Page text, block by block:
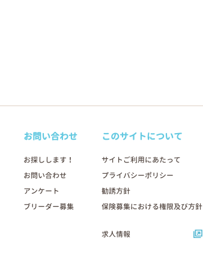
お問い合わせ
お探しします！
お問い合わせ
アンケート
ブリーダー募集
このサイトについて
サイトご利用にあたって
プライバシーポリシー
勧誘方針
保険募集における権限及び方針
求人情報